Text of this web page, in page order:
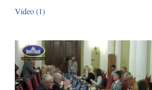
Video (1)